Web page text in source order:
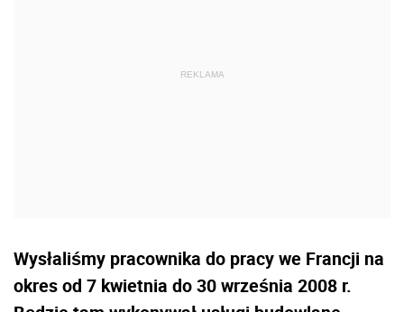
Wysłaliśmy pracownika do pracy we Francji na
okres od 7 kwietnia do 30 września 2008 r.